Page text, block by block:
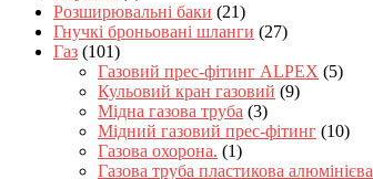
Розширювальні баки (21)
Гнучкі броньовані шланги (27)
Газ (101)
Газовий прес-фітинг ALPEX (5)
Кульовий кран газовий (9)
Мідна газова труба (3)
Мідний газовий прес-фітинг (10)
Газова охорона. (1)
Газова труба пластикова алюмінієва